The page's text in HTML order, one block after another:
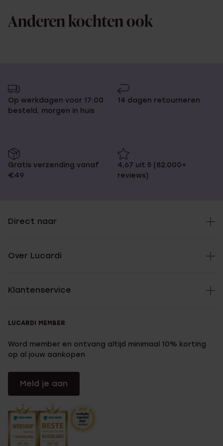
Anderen kochten ook
Op werkdagen voor 17:00
besteld, morgen in huis
14 dagen retourneren
Gratis verzending vanaf
€49
4,67 uit 5 (82.000+
reviews)
Direct naar
Over Lucardi
Klantenservice
LUCARDI MEMBER
Word member en ontvang altijd minimaal 10% korting
op al jouw aankopen
Meld je aan